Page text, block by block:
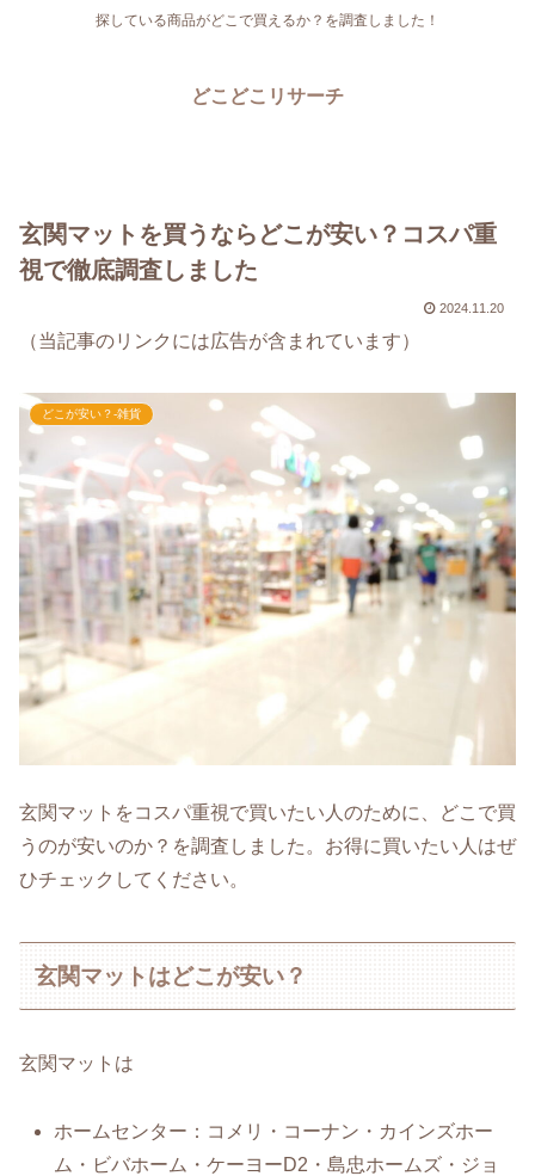
探している商品がどこで買えるか？を調査しました！
どこどこリサーチ
玄関マットを買うならどこが安い？コスパ重
視で徹底調査しました
2024.11.20
（当記事のリンクには広告が含まれています）
どこが安い？-雑貨
玄関マットをコスパ重視で買いたい人のために、どこで買
うのが安いのか？を調査しました。お得に買いたい人はぜ
ひチェックしてください。
玄関マットはどこが安い？
玄関マットは
ホームセンター：コメリ・コーナン・カインズホー
ム・ビバホーム・ケーヨーD2・島忠ホームズ・ジョ